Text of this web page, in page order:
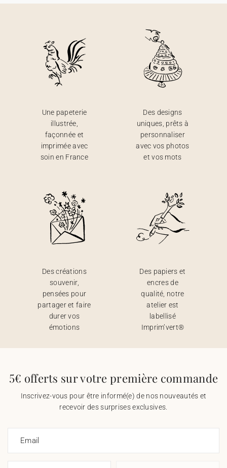
Une papeterie
illustrée,
façonnée et
imprimée avec
soin en France
Des designs
uniques, prêts à
personnaliser
avec vos photos
et vos mots
Des créations
souvenir,
pensées pour
partager et faire
durer vos
émotions
Des papiers et
encres de
qualité, notre
atelier est
labellisé
Imprim’vert®
5€ offerts sur votre première commande
Inscrivez-vous pour être informé(e) de nos nouveautés et
recevoir des surprises exclusives.
Email